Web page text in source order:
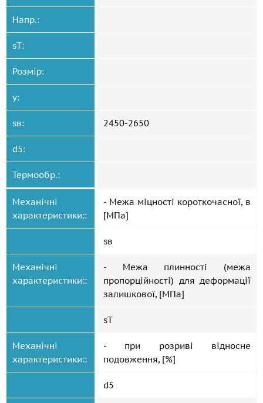
Напр.:
sT:
Розмір:
y:
sв: 2450-2650
d5:
Термообр.:
Механічні
характеристики::
- Межа міцності короткочасної, в
[МПа]
sв
Механічні
характеристики::
- Межа плинності (межа
пропорційності) для деформації
залишкової, [МПа]
sT
Механічні
характеристики::
- при розриві відносне
подовження, [%]
d5